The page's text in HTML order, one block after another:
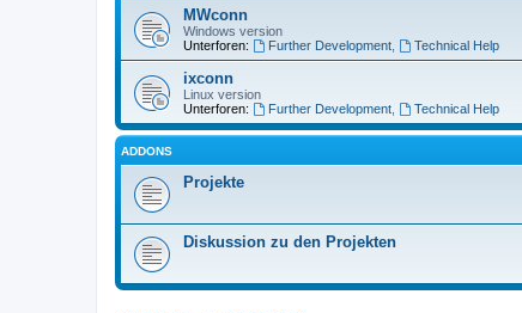
MWconn
Windows version
Unterforen:
Further Development, Technical Help
ixconn
Linux version
Unterforen:
Further Development, Technical Help
ADDONS
Projekte
Diskussion zu den Projekten